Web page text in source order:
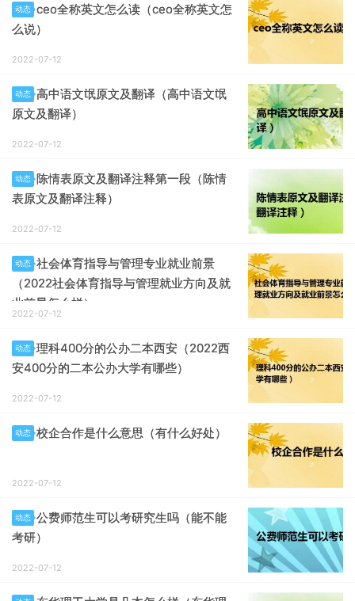
动态 ceo全称英文怎么读（ceo全称英文怎
么说）
2022-07-12
动态 高中语文氓原文及翻译（高中语文氓
原文及翻译）
2022-07-12
动态 陈情表原文及翻译注释第一段（陈情
表原文及翻译注释）
2022-07-12
动态 社会体育指导与管理专业就业前景
（2022社会体育指导与管理就业方向及就
业前景怎么样）
2022-07-12
动态 理科400分的公办二本西安（2022西
安400分的二本公办大学有哪些）
2022-07-12
动态 校企合作是什么意思（有什么好处）
2022-07-12
动态 公费师范生可以考研究生吗（能不能
考研）
2022-07-12